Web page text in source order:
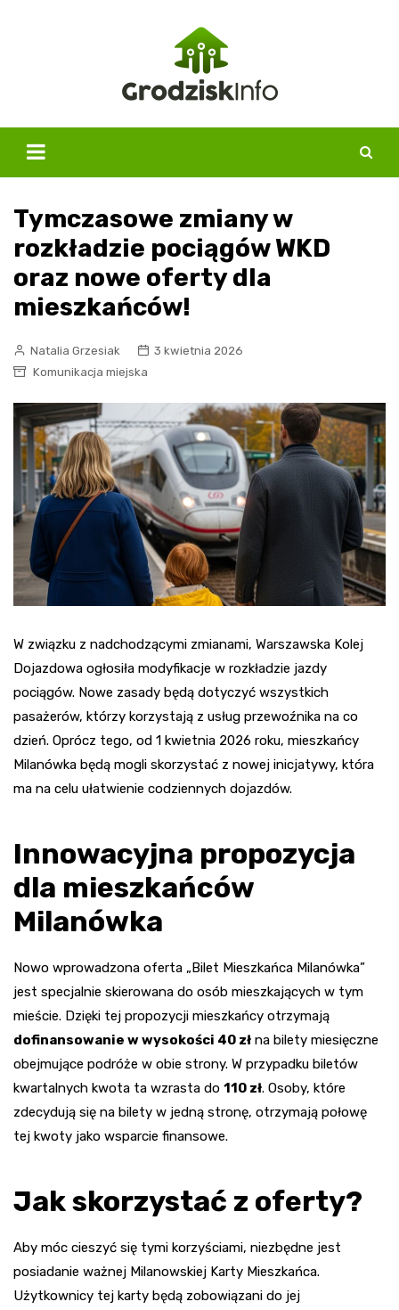
Tymczasowe zmiany w
rozkładzie pociągów WKD
oraz nowe oferty dla
mieszkańców!
Natalia Grzesiak
3 kwietnia 2026
Komunikacja miejska
W związku z nadchodzącymi zmianami, Warszawska Kolej
Dojazdowa ogłosiła modyfikacje w rozkładzie jazdy
pociągów. Nowe zasady będą dotyczyć wszystkich
pasażerów, którzy korzystają z usług przewoźnika na co
dzień. Oprócz tego, od 1 kwietnia 2026 roku, mieszkańcy
Milanówka będą mogli skorzystać z nowej inicjatywy, która
ma na celu ułatwienie codziennych dojazdów.
Innowacyjna propozycja
dla mieszkańców
Milanówka
Nowo wprowadzona oferta „Bilet Mieszkańca Milanówka”
jest specjalnie skierowana do osób mieszkających w tym
mieście. Dzięki tej propozycji mieszkańcy otrzymają
dofinansowanie w wysokości 40 zł na bilety miesięczne
obejmujące podróże w obie strony. W przypadku biletów
kwartalnych kwota ta wzrasta do 110 zł. Osoby, które
zdecydują się na bilety w jedną stronę, otrzymają połowę
tej kwoty jako wsparcie finansowe.
Jak skorzystać z oferty?
Aby móc cieszyć się tymi korzyściami, niezbędne jest
posiadanie ważnej Milanowskiej Karty Mieszkańca.
Użytkownicy tej karty będą zobowiązani do jej